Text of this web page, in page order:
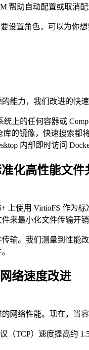
帮助自动配置或取消
设置角色，可以为你
能力，我们改进的快
统上的任何容器或
库的镜像，快速搜索
内部即时访问
化高性能文件
上使用 VirtioFS 作
来最小化文件传输开销
输。我们测量到性能
络速度改进
的网络性能。现在，
（TCP）速度提高约